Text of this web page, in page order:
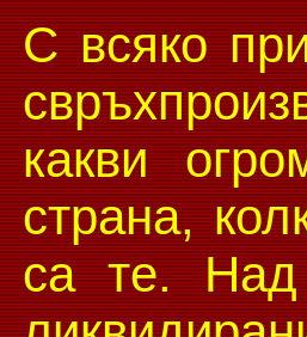
С всяко
какви
страна,
са те. Над